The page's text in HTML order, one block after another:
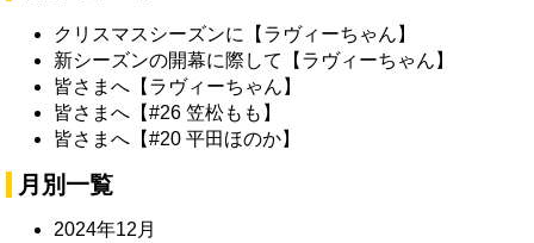
クリスマスシーズンに【ラヴィーちゃん】
新シーズンの開幕に際して【ラヴィーちゃん】
皆さまへ【ラヴィーちゃん】
皆さまへ【#26 笠松もも】
皆さまへ【#20 平田ほのか】
月別一覧
2024年12月